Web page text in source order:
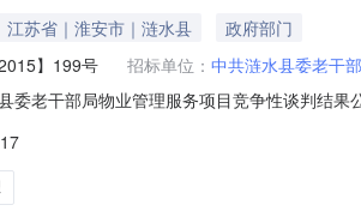
江苏省｜淮安市｜涟水县
政府部门
】199号 招标单位： 中共涟水县委老干
委老干部局物业管理服务项目竞争性谈判结
理服务项目的竞争性谈判已经结束，成交人已
号成交单位：涟水